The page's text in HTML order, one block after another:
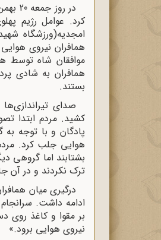
کرد. عوامل رژیم
امجدیه(ورزشگاه
همافران نیروی
موافقان شاه توسط
همافران به شادی
بستند.
صدای
کشید. مردم ابتدا
پادگان و با توجه به
هوایی جلب کرد.
بشتابند اما گروهی
ترک نکردند و در آن
درگیری میان
بر مقوا و کاغذ
نیروی هوایی برود.»